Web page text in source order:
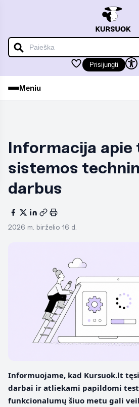
Prisijungti
Meniu
Informacija apie
sistemos
darbus
2026 m. birželio 16 d.
Informuojame, kad Kursuok.lt
darbai ir atliekami papildomi
funkcionalumų šiuo metu gali